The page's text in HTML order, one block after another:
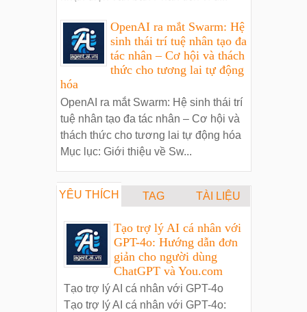
OpenAI ra mắt Swarm: Hệ
sinh thái trí tuệ nhân tạo đa
tác nhân – Cơ hội và thách
thức cho tương lai tự động
hóa
OpenAI ra mắt Swarm: Hệ sinh thái trí
tuệ nhân tạo đa tác nhân – Cơ hội và
thách thức cho tương lai tự động hóa
Mục lục: Giới thiệu về Sw...
YÊU THÍCH TAG TÀI LIỆU
Tạo trợ lý AI cá nhân với
GPT-4o: Hướng dẫn đơn
giản cho người dùng
ChatGPT và You.com
Tạo trợ lý AI cá nhân với GPT-4o
Tạo trợ lý AI cá nhân với GPT-4o: